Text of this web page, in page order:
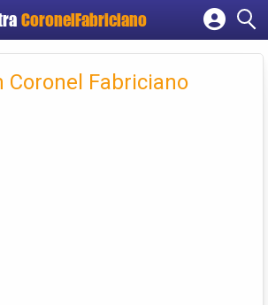
CoronelFabriciano
Cadastrar empresa
Criar conta
Coronel Fabriciano